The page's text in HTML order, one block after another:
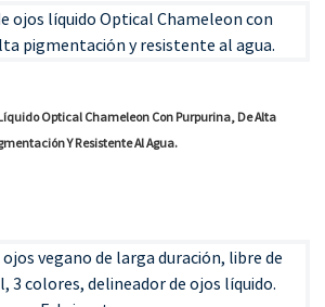
Optical Chameleon Con Purpurina, De Alta
Y Resistente Al Agua.